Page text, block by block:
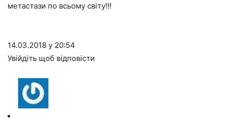
метастази по всьому світу!!!
14.03.2018 у 20:54
Увійдіть щоб відповісти